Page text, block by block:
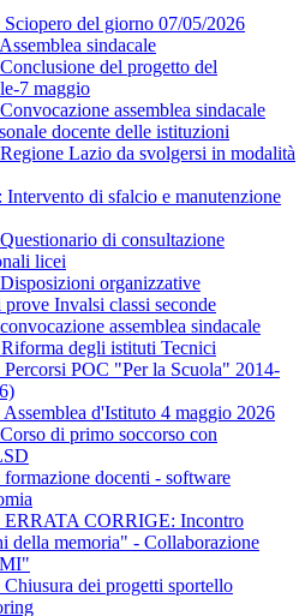
del giorno 07/05/2026
sindacale
del progetto del
7 maggio
assemblea sindacale
docente delle istituzioni
Lazio da svolgersi in modalità
Intervento di sfalcio e manutenzione
di consultazione
licei
organizzative
Invalsi classi seconde
assemblea sindacale
degli istituti Tecnici
POC "Per la Scuola" 2014-
d'Istituto 4 maggio 2026
di primo soccorso con
docenti - software
ERRATA CORRIGE: Incontro
della memoria" - Collaborazione
dei progetti sportello